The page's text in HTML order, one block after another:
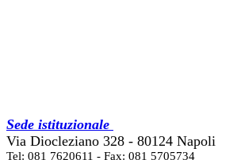
Sede istituzionale
Via Diocleziano 328 - 80124 Napoli
Tel: 081 7620611 - Fax: 081 5705734